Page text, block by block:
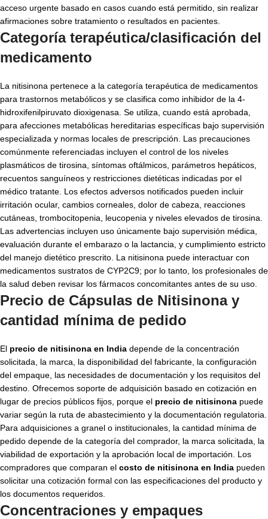
acceso urgente basado en casos cuando está permitido, sin realizar
afirmaciones sobre tratamiento o resultados en pacientes.
Categoría terapéutica/clasificación del
medicamento
La nitisinona pertenece a la categoría terapéutica de medicamentos
para trastornos metabólicos y se clasifica como inhibidor de la 4-
hidroxifenilpiruvato dioxigenasa. Se utiliza, cuando está aprobada,
para afecciones metabólicas hereditarias específicas bajo supervisión
especializada y normas locales de prescripción. Las precauciones
comúnmente referenciadas incluyen el control de los niveles
plasmáticos de tirosina, síntomas oftálmicos, parámetros hepáticos,
recuentos sanguíneos y restricciones dietéticas indicadas por el
médico tratante. Los efectos adversos notificados pueden incluir
irritación ocular, cambios corneales, dolor de cabeza, reacciones
cutáneas, trombocitopenia, leucopenia y niveles elevados de tirosina.
Las advertencias incluyen uso únicamente bajo supervisión médica,
evaluación durante el embarazo o la lactancia, y cumplimiento estricto
del manejo dietético prescrito. La nitisinona puede interactuar con
medicamentos sustratos de CYP2C9; por lo tanto, los profesionales de
la salud deben revisar los fármacos concomitantes antes de su uso.
Precio de Cápsulas de Nitisinona y
cantidad mínima de pedido
El precio de nitisinona en India depende de la concentración
solicitada, la marca, la disponibilidad del fabricante, la configuración
del empaque, las necesidades de documentación y los requisitos del
destino. Ofrecemos soporte de adquisición basado en cotización en
lugar de precios públicos fijos, porque el precio de nitisinona puede
variar según la ruta de abastecimiento y la documentación regulatoria.
Para adquisiciones a granel o institucionales, la cantidad mínima de
pedido depende de la categoría del comprador, la marca solicitada, la
viabilidad de exportación y la aprobación local de importación. Los
compradores que comparan el costo de nitisinona en India pueden
solicitar una cotización formal con las especificaciones del producto y
los documentos requeridos.
Concentraciones y empaques